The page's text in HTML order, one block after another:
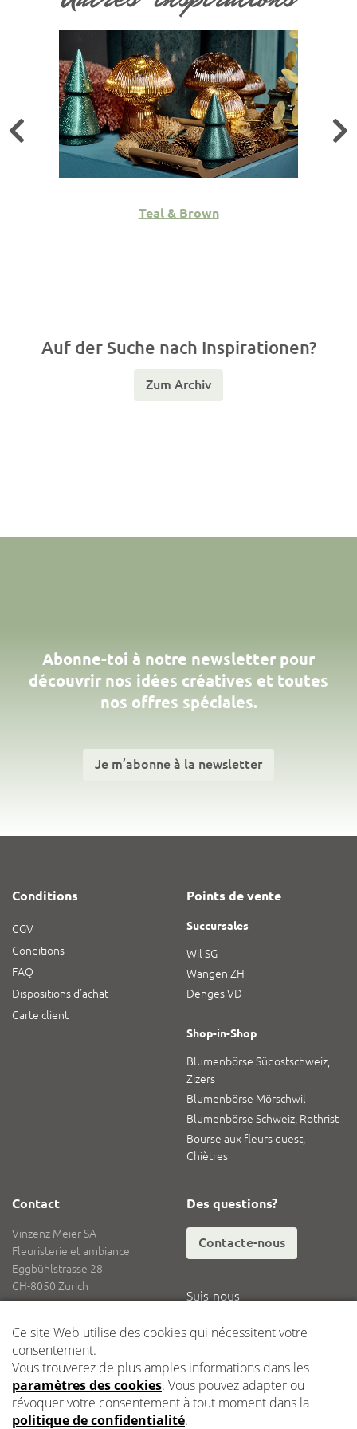
Teal & Brown
Auf der Suche nach Inspirationen?
Zum Archiv
Abonne-toi à notre newsletter pour
découvrir nos idées créatives et toutes
nos offres spéciales.
Je m’abonne à la newsletter
Conditions
CGV
Conditions
FAQ
Dispositions d’achat
Carte client
Points de vente
Succursales
Wil SG
Wangen ZH
Denges VD
Shop-in-Shop
Blumenbörse Südostschweiz,
Zizers
Blumenbörse Mörschwil
Blumenbörse Schweiz, Rothrist
Bourse aux fleurs quest,
Chiètres
Contact
Vinzenz Meier SA
Fleuristerie et ambiance
Eggbühlstrasse 28
CH-8050 Zurich
E-mailinfo@vinzenzmeier.ch
Logistique
Dépôt central Kleindöttingen
Des questions?
Contacte-nous
Suis-nous